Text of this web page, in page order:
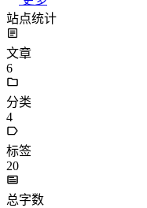
站点统计
文章
6
分类
4
标签
20
总字数